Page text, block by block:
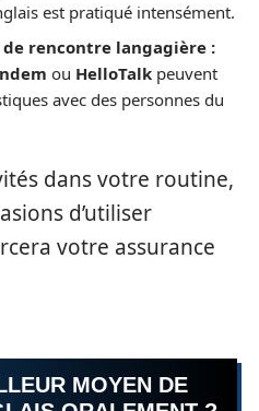
est pratiqué intensément.
rencontre langagière :
ou HelloTalk peuvent
avec des personnes du
dans votre routine,
d’utiliser
votre assurance
MOYEN DE